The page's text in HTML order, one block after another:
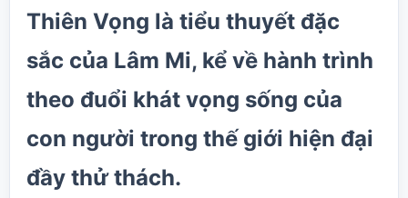
Thiên Vọng là tiểu thuyết đặc
sắc của Lâm Mi, kể về hành trình
theo đuổi khát vọng sống của
con người trong thế giới hiện đại
đầy thử thách.